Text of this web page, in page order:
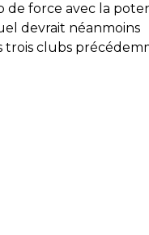
de force avec la
devrait néanmoins
trois clubs